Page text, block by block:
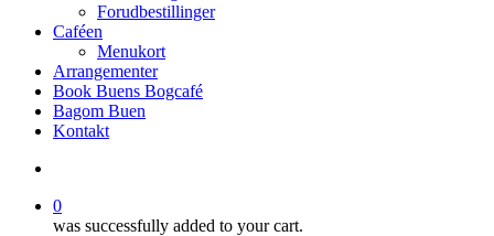
Forudbestillinger
Caféen
Menukort
Arrangementer
Book Buens Bogcafé
Bagom Buen
Kontakt
0
was successfully added to your cart.